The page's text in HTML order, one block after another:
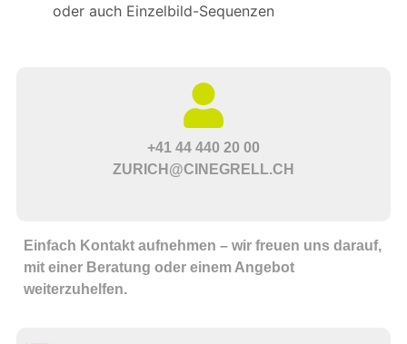
oder auch Einzelbild-Sequenzen
+41 44 440 20 00
ZURICH@CINEGRELL.CH
Einfach Kontakt aufnehmen – wir freuen uns darauf,
mit einer Beratung oder einem Angebot
weiterzuhelfen.